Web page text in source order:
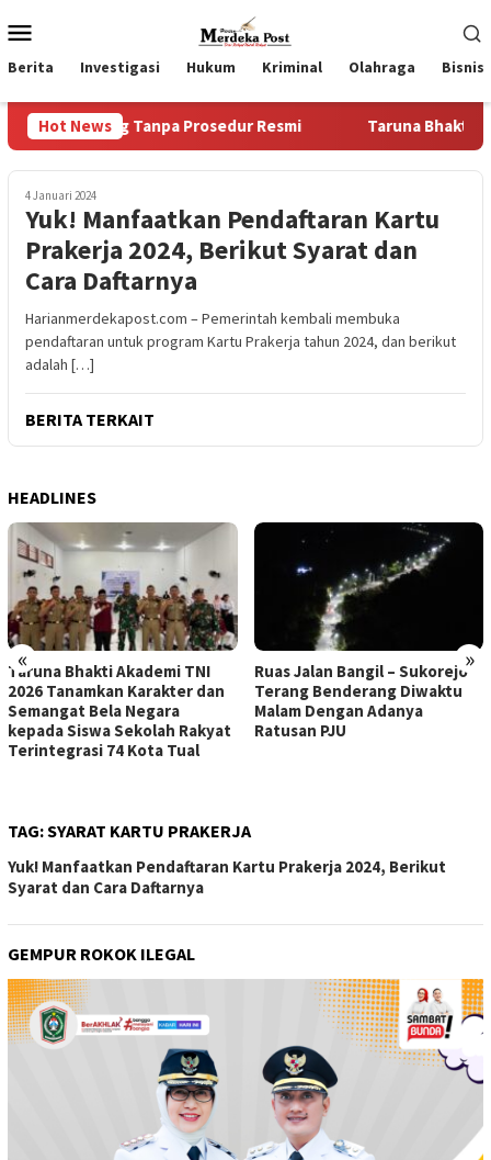
ke
kontenMobile
Berita Investigasi Hukum Kriminal Olahraga Bisnis
Hot News
Uang Tanpa Prosedur Resmi Taruna Bhakti Akademi
4 Januari 2024
Yuk! Manfaatkan Pendaftaran Kartu
Prakerja 2024, Berikut Syarat dan
Cara Daftarnya
Harianmerdekapost.com – Pemerintah kembali membuka
pendaftaran untuk program Kartu Prakerja tahun 2024, dan berikut
adalah […]
BERITA TERKAIT
HEADLINES
« »
Taruna Bhakti Akademi TNI
2026 Tanamkan Karakter dan
Semangat Bela Negara
kepada Siswa Sekolah Rakyat
Terintegrasi 74 Kota Tual
Ruas Jalan Bangil – Sukorejo
Terang Benderang Diwaktu
Malam Dengan Adanya
Ratusan PJU
TAG:SYARAT KARTU PRAKERJA
Yuk! Manfaatkan Pendaftaran Kartu Prakerja 2024, Berikut
Syarat dan Cara Daftarnya
GEMPUR ROKOK ILEGAL